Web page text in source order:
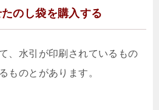
のし袋を購入する
、水引が印刷されているもの
ものとがあります。